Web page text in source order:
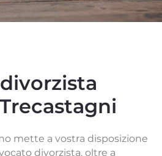
mette a vostra disposizione
divorzista, oltre a